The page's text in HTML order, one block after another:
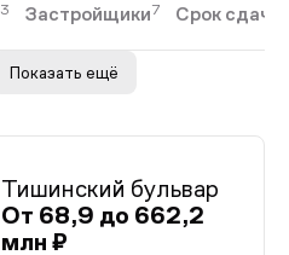
3 Застройщики7 Срок сдачи
Показать ещё
Тишинский бульвар
От 68,9 до 662,2
млн ₽